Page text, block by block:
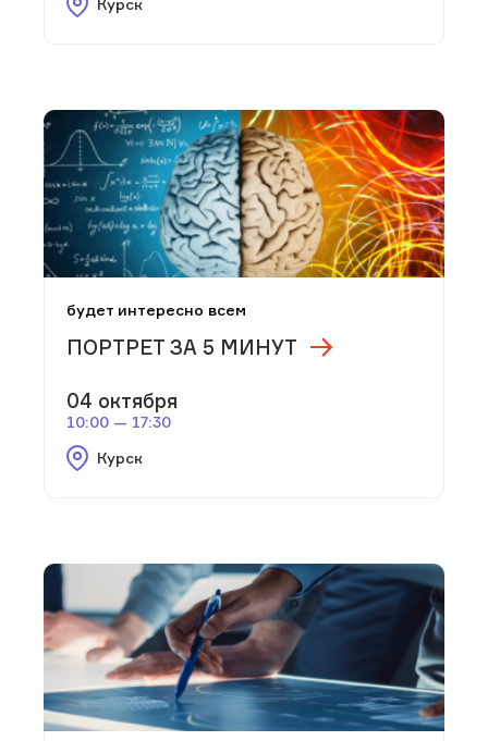
будет интересно всем
ПОРТРЕТ ЗА 5 МИНУТ
04 октября
10:00 — 17:30
Курск